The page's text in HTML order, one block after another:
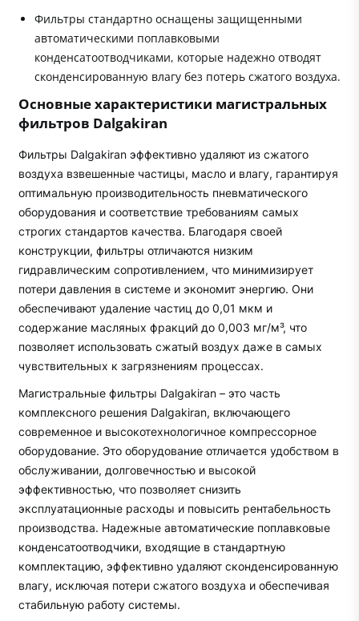
Фильтры стандартно оснащены защищенными
автоматическими поплавковыми
конденсатоотводчиками, которые надежно отводят
сконденсированную влагу без потерь сжатого воздуха.
Основные характеристики магистральных
фильтров Dalgakiran
Фильтры Dalgakiran эффективно удаляют из сжатого
воздуха взвешенные частицы, масло и влагу, гарантируя
оптимальную производительность пневматического
оборудования и соответствие требованиям самых
строгих стандартов качества. Благодаря своей
конструкции, фильтры отличаются низким
гидравлическим сопротивлением, что минимизирует
потери давления в системе и экономит энергию. Они
обеспечивают удаление частиц до 0,01 мкм и
содержание масляных фракций до 0,003 мг/м³, что
позволяет использовать сжатый воздух даже в самых
чувствительных к загрязнениям процессах.
Магистральные фильтры Dalgakiran – это часть
комплексного решения Dalgakiran, включающего
современное и высокотехнологичное компрессорное
оборудование. Это оборудование отличается удобством в
обслуживании, долговечностью и высокой
эффективностью, что позволяет снизить
эксплуатационные расходы и повысить рентабельность
производства. Надежные автоматические поплавковые
конденсатоотводчики, входящие в стандартную
комплектацию, эффективно удаляют сконденсированную
влагу, исключая потери сжатого воздуха и обеспечивая
стабильную работу системы.